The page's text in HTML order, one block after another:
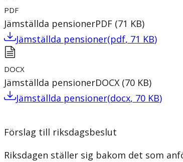
PDF
Jämställda pensionerPDF (71 KB)
Jämställda pensioner(pdf, 71 KB)
DOCX
Jämställda pensionerDOCX (70 KB)
Jämställda pensioner(docx, 70 KB)
Förslag till riksdagsbeslut
Riksdagen ställer sig bakom det som